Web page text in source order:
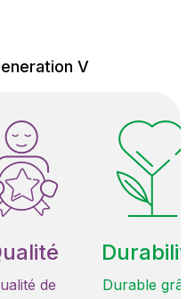
V
de
Durable